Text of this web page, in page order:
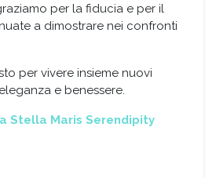
per la fiducia e per il
a dimostrare nei confronti
per vivere insieme nuovi
e benessere.
Stella Maris Serendipity